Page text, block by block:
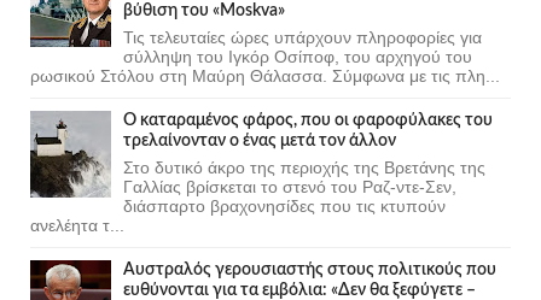
βύθιση του «Moskva»
Τις τελευταίες ώρες υπάρχουν πληροφορίες για
σύλληψη του Ιγκόρ Οσίποφ, του αρχηγού του
ρωσικού Στόλου στη Μαύρη Θάλασσα. Σύμφωνα με τις πλη...
Ο καταραμένος φάρος, που οι φαροφύλακες του
τρελαίνονταν ο ένας μετά τον άλλον
Στο δυτικό άκρο της περιοχής της Βρετάνης της
Γαλλίας βρίσκεται το στενό του Ραζ-ντε-Σεν,
διάσπαρτο βραχονησίδες που τις κτυπούν
ανελέητα τ...
Αυστραλός γερουσιαστής στους πολιτικούς που
ευθύνονται για τα εμβόλια: «Δεν θα ξεφύγετε –